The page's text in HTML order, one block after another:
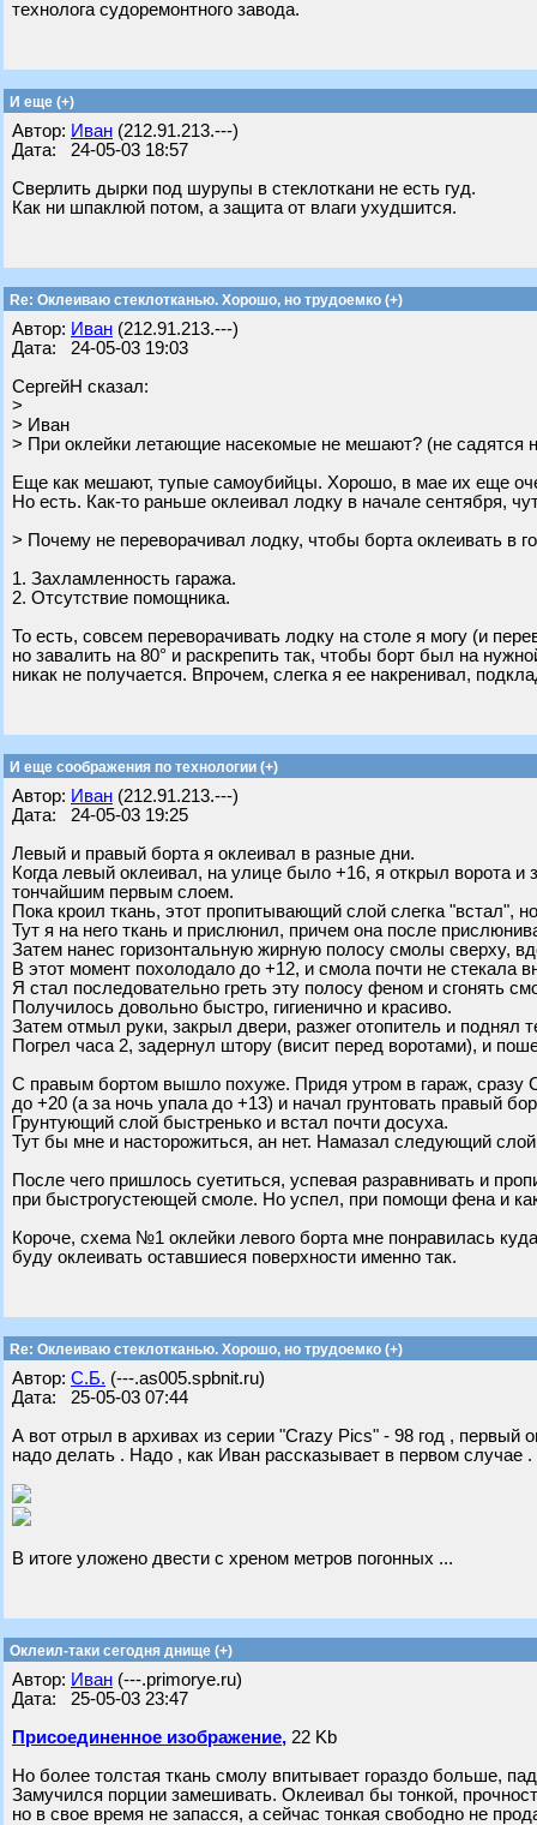
технолога судоремонтного завода.
И еще (+)
Автор: Иван (212.91.213.---)
Дата: 24-05-03 18:57
Сверлить дырки под шурупы в стеклоткани не есть гуд.
Как ни шпаклюй потом, а защита от влаги ухудшится.
Re: Оклеиваю стеклотканью. Хорошо, но трудоемко (+)
Автор: Иван (212.91.213.---)
Дата: 24-05-03 19:03
СергейН сказал:
>
> Иван
> При оклейки летающие насекомые не мешают? (не садятся
Еще как мешают, тупые самоубийцы. Хорошо, в мае их еще
Но есть. Как-то раньше оклеивал лодку в начале сентября,
> Почему не переворачивал лодку, чтобы борта оклеивать в
1. Захламленность гаража.
2. Отсутствие помощника.
То есть, совсем переворачивать лодку на столе я могу (и
но завалить на 80° и раскрепить так, чтобы борт был на
никак не получается. Впрочем, слегка я ее накренивал,
И еще соображения по технологии (+)
Автор: Иван (212.91.213.---)
Дата: 24-05-03 19:25
Левый и правый борта я оклеивал в разные дни.
Когда левый оклеивал, на улице было +16, я открыл ворота и
тончайшим первым слоем.
Пока кроил ткань, этот пропитывающий слой слегка "встал",
Тут я на него ткань и прислюнил, причем она после
Затем нанес горизонтальную жирную полосу смолы сверху,
В этот момент похолодало до +12, и смола почти не стекала
Я стал последовательно греть эту полосу феном и сгонять
Получилось довольно быстро, гигиенично и красиво.
Затем отмыл руки, закрыл двери, разжег отопитель и поднял
Погрел часа 2, задернул штору (висит перед воротами), и
С правым бортом вышло похуже. Придя утром в гараж, сразу
до +20 (а за ночь упала до +13) и начал грунтовать правый
Грунтующий слой быстренько и встал почти досуха.
Тут бы мне и насторожиться, ан нет. Намазал следующий слой
После чего пришлось суетиться, успевая разравнивать и
при быстрогустеющей смоле. Но успел, при помощи фена и
Короче, схема №1 оклейки левого борта мне понравилась
буду оклеивать оставшиеся поверхности именно так.
Re: Оклеиваю стеклотканью. Хорошо, но трудоемко (+)
Автор: С.Б. (---.as005.spbnit.ru)
Дата: 25-05-03 07:44
А вот отрыл в архивах из серии "Crazy Pics" - 98 год , первый
надо делать . Надо , как Иван рассказывает в первом случае .
В итоге уложено двести с хреном метров погонных ...
Оклеил-таки сегодня днище (+)
Автор: Иван (---.primorye.ru)
Дата: 25-05-03 23:47
Присоединенное изображение, 22 Kb
Но более толстая ткань смолу впитывает гораздо больше,
Замучился порции замешивать. Оклеивал бы тонкой,
но в свое время не запасся, а сейчас тонкая свободно не